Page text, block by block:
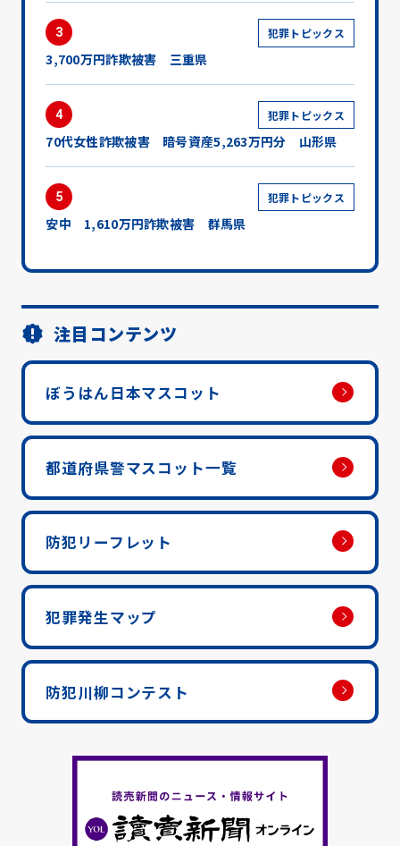
3 犯罪トピックス
3,700万円詐欺被害 三重県
4 犯罪トピックス
70代女性詐欺被害 暗号資産5,263万円分 山形県
5 犯罪トピックス
安中 1,610万円詐欺被害 群馬県
注目コンテンツ
ぼうはん日本マスコット
都道府県警マスコット一覧
防犯リーフレット
犯罪発生マップ
防犯川柳コンテスト